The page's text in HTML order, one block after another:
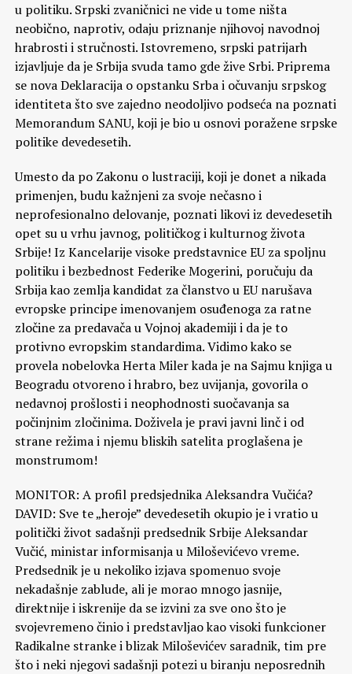
u politiku. Srpski zvaničnici ne vide u tome ništa
neobično, naprotiv, odaju priznanje njihovoj navodnoj
hrabrosti i stručnosti. Istovremeno, srpski patrijarh
izjavljuje da je Srbija svuda tamo gde žive Srbi. Priprema
se nova Deklaracija o opstanku Srba i očuvanju srpskog
identiteta što sve zajedno neodoljivo podseća na poznati
Memorandum SANU, koji je bio u osnovi poražene srpske
politike devedesetih.
Umesto da po Zakonu o lustraciji, koji je donet a nikada
primenjen, budu kažnjeni za svoje nečasno i
neprofesionalno delovanje, poznati likovi iz devedesetih
opet su u vrhu javnog, političkog i kulturnog života
Srbije! Iz Kancelarije visoke predstavnice EU za spoljnu
politiku i bezbednost Federike Mogerini, poručuju da
Srbija kao zemlja kandidat za članstvo u EU narušava
evropske principe imenovanjem osuđenoga za ratne
zločine za predavača u Vojnoj akademiji i da je to
protivno evropskim standardima. Vidimo kako se
provela nobelovka Herta Miler kada je na Sajmu knjiga u
Beogradu otvoreno i hrabro, bez uvijanja, govorila o
nedavnoj prošlosti i neophodnosti suočavanja sa
počinjnim zločinima. Doživela je pravi javni linč i od
strane režima i njemu bliskih satelita proglašena je
monstrumom!
MONITOR: A profil predsjednika Aleksandra Vučića?
DAVID: Sve te „heroje” devedesetih okupio je i vratio u
politički život sadašnji predsednik Srbije Aleksandar
Vučić, ministar informisanja u Miloševićevo vreme.
Predsednik je u nekoliko izjava spomenuo svoje
nekadašnje zablude, ali je morao mnogo jasnije,
direktnije i iskrenije da se izvini za sve ono što je
svojevremeno činio i predstavljao kao visoki funkcioner
Radikalne stranke i blizak Miloševićev saradnik, tim pre
što i neki njegovi sadašnji potezi u biranju neposrednih